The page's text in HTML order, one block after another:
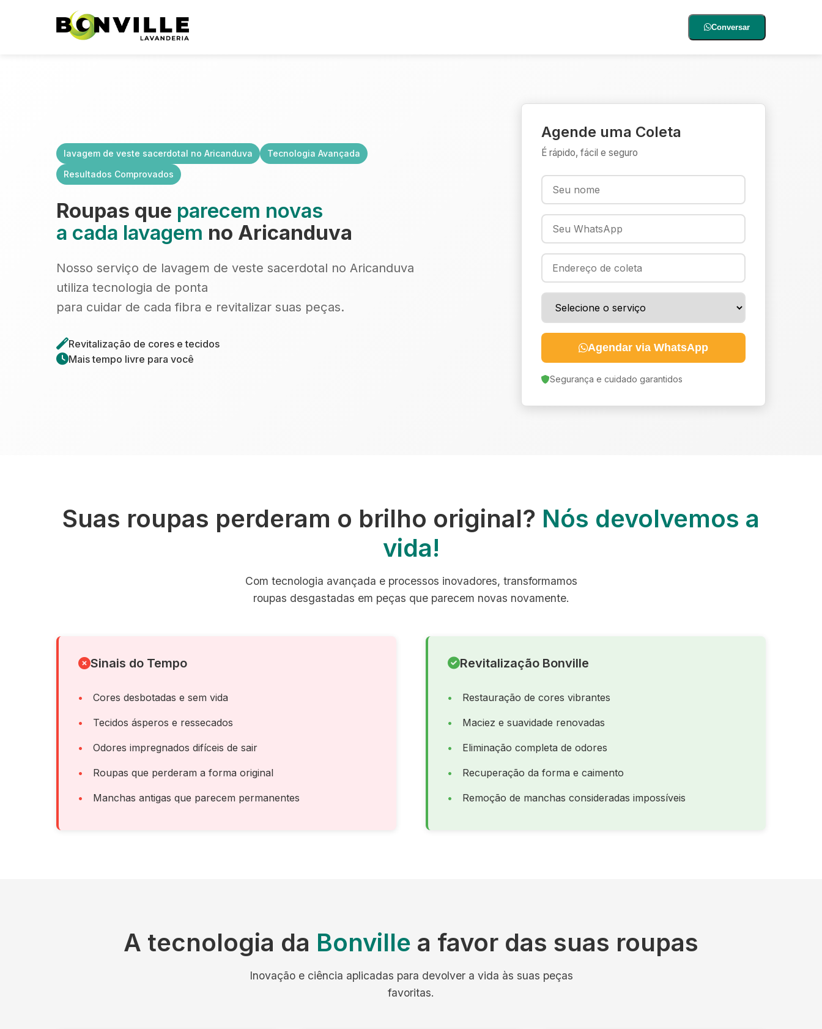
Conversar
lavagem de veste sacerdotal no Aricanduva
Tecnologia Avançada
Resultados Comprovados
Roupas que parecem novas
a cada lavagem no Aricanduva
Nosso serviço de lavagem de veste sacerdotal no Aricanduva
utiliza tecnologia de ponta
para cuidar de cada fibra e revitalizar suas peças.
Revitalização de cores e tecidos
Mais tempo livre para você
Agende uma Coleta
É rápido, fácil e seguro
Agendar via WhatsApp
Segurança e cuidado garantidos
Suas roupas perderam o brilho original? Nós devolvemos a
vida!
Com tecnologia avançada e processos inovadores, transformamos
roupas desgastadas em peças que parecem novas novamente.
Sinais do Tempo
Cores desbotadas e sem vida
Tecidos ásperos e ressecados
Odores impregnados difíceis de sair
Roupas que perderam a forma original
Manchas antigas que parecem permanentes
Revitalização Bonville
Restauração de cores vibrantes
Maciez e suavidade renovadas
Eliminação completa de odores
Recuperação da forma e caimento
Remoção de manchas consideradas impossíveis
A tecnologia da Bonville a favor das suas roupas
Inovação e ciência aplicadas para devolver a vida às suas peças
favoritas.